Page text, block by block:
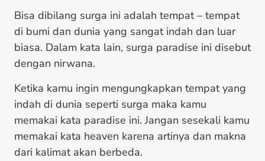
Bisa dibilang surga ini adalah tempat – tempat
di bumi dan dunia yang sangat indah dan luar
biasa. Dalam kata lain, surga paradise ini disebut
dengan nirwana.
Ketika kamu ingin mengungkapkan tempat yang
indah di dunia seperti surga maka kamu
memakai kata paradise ini. Jangan sesekali kamu
memakai kata heaven karena artinya dan makna
dari kalimat akan berbeda.